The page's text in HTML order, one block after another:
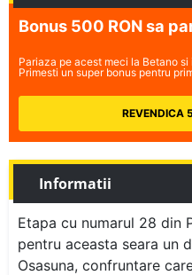
Bonus 500 RON sa
Pariaza pe acest meci la Betano
Primesti un super bonus pentru
REVENDICA
Informatii
Etapa cu numarul 28 din
pentru aceasta seara un
Osasuna, confruntare